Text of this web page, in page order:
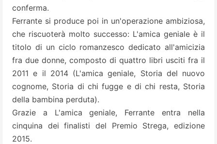
conferma.
Ferrante si produce poi in un'operazione ambiziosa,
che riscuoterà molto successo: L'amica geniale è il
titolo di un ciclo romanzesco dedicato all'amicizia
fra due donne, composto di quattro libri usciti fra il
2011 e il 2014 (L'amica geniale, Storia del nuovo
cognome, Storia di chi fugge e di chi resta, Storia
della bambina perduta).
Grazie a L'amica geniale, Ferrante entra nella
cinquina dei finalisti del Premio Strega, edizione
2015.